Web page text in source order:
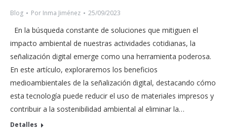
Blog Por Inma Jiménez 25/09/2023
En la búsqueda constante de soluciones que mitiguen el
impacto ambiental de nuestras actividades cotidianas, la
señalización digital emerge como una herramienta poderosa.
En este artículo, exploraremos los beneficios
medioambientales de la señalización digital, destacando cómo
esta tecnología puede reducir el uso de materiales impresos y
contribuir a la sostenibilidad ambiental al eliminar la…
Detalles